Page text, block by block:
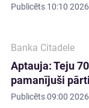
Publicēts 10:10
Banka Citadele
Aptauja: Teju
pamanījuši
Publicēts09:00